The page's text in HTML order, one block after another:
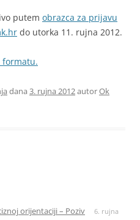
putem obrazca za prijavu
do utorka 11. rujna 2012.
formatu.
dana 3. rujna 2012autorOk
orijentaciji – Poziv
6. rujna